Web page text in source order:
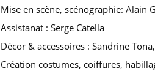
Mise en scène, scénographie: Alain
Assistanat : Serge Catella
Décor & accessoires : Sandrine
Création costumes, coiffures,